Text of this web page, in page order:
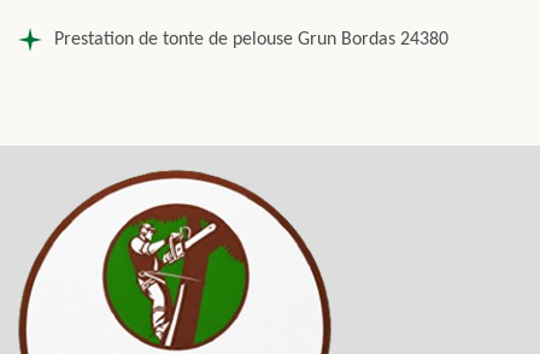
Prestation de tonte de pelouse Grun Bordas 24380